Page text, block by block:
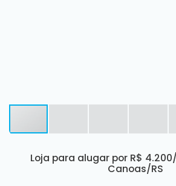
Loja para alugar por R$
Canoas/RS